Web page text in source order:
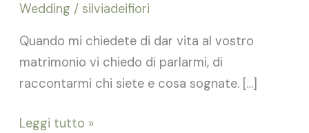
Wedding /silviadeifiori
Quando mi chiedete di dar vita al vostro
matrimonio vi chiedo di parlarmi, di
raccontarmi chi siete e cosa sognate. […]
Leggi tutto »